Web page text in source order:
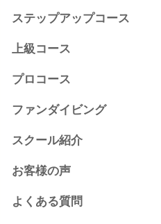
ステップアップコース
上級コース
プロコース
ファンダイビング
スクール紹介
お客様の声
よくある質問